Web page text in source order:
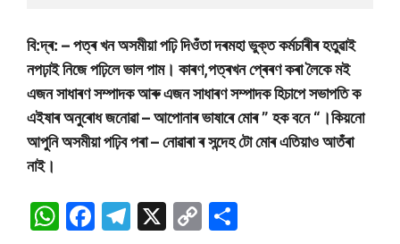
বি:দ্ৰ: – পত্ৰ খন অসমীয়া পঢ়ি দিওঁতা দৰমহা ভুক্ত কৰ্মচাৰীৰ হতুৱাই
নপঢ়াই নিজে পঢ়িলে ভাল পাম। কাৰণ,পত্ৰখন প্ৰেৰণ কৰা লৈকে মই
এজন সাধাৰণ সম্পাদক আৰু এজন সাধাৰণ সম্পাদক হিচাপে সভাপতি ক
এইষাৰ অনুৰোধ জনোৱা – আপোনাৰ ভাষাৰে মোৰ ” হক বনে “।কিয়নো
আপুনি অসমীয়া পঢ়িব পৰা – নোৱাৰা ৰ সন্দেহ টো মোৰ এতিয়াও আতঁৰা
নাই।
W F
T
X
C